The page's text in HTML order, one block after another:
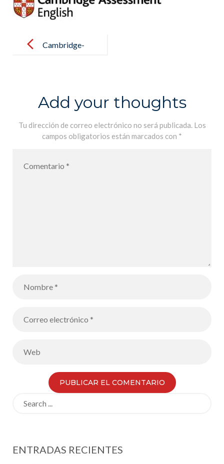
navigationCambridge-
Add your thoughts
Tu dirección de correo electrónico no será publicada. Los
campos obligatorios están marcados con *
ENTRADAS RECIENTES